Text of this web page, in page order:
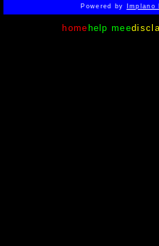
Powered by
home help mee